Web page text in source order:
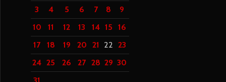
3
4 5 6 7 8
9
10
11 12 13 14 15
16
17
18 19 20 21 22 23
24 25 26 27 28 29 30